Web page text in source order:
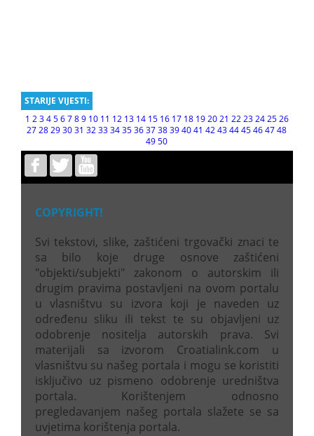
STARIJE VIJESTI:
1 23456789 10 11 12 13 14 15 16 17 18 192021 2223242526
27 28 29 30 31 32 33 34 35 36 37 38 39 40 41 42 43 44 45 46 47 48
49 50
COPYRIGHT!
Svi tekstovi, slike, zaštićeni trgovački znaci te
sa bilo koje druge osnove zaštićeni
"objekti/subjekti" zakonom o autorskim ili
drugim pravima postavljeni na ovom portalu
u vlasništvu su izvora koji je naveden uz
određenu sliku ili tekst te su objavljeni uz
odobrenje nositelja autorskih prava. Svi
materijali sa izvorom Croatialink.com u
vlasništvu su našeg portala i mogu se koristiti
isključivo uz pismeno odobrenje uredništva
portala. Korištenjem odnosno
pregledavanjem našeg portala slažete se sa
uvjetima korištenja portala.